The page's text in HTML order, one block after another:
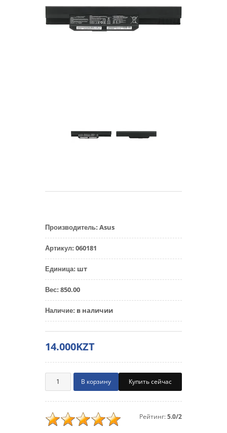
Производитель: Asus
Артикул: 060181
Единица: шт
Вес: 850.00
Наличие: в наличии
14.000KZT
Купить сейчас
Рейтинг:5.0/2